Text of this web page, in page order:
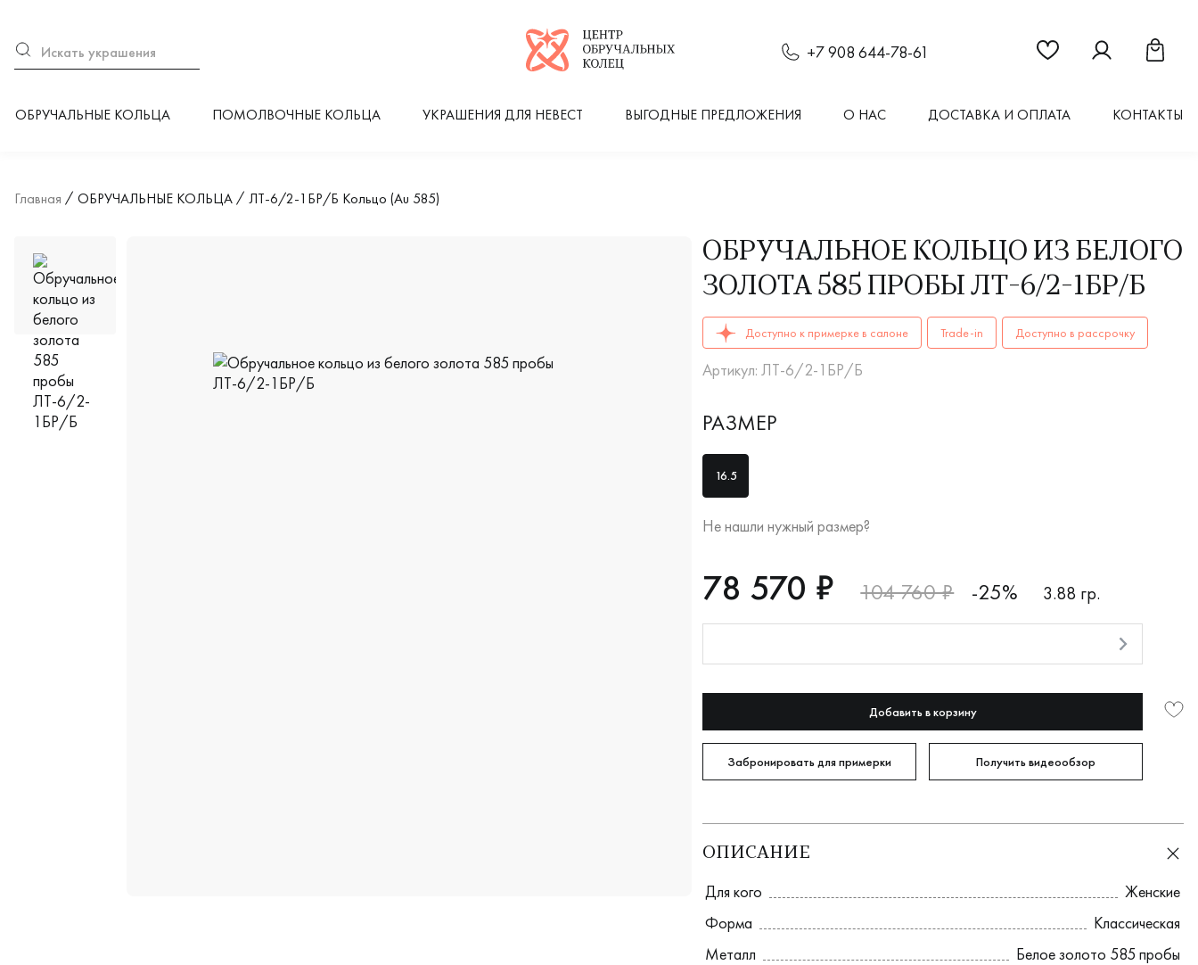
Логотип компании
+7 908 644-78-61 Ссылка на страницу
Ссылка наСсылка
ОБРУЧАЛЬНЫЕ КОЛЬЦА ПОМОЛВОЧНЫЕ КОЛЬЦА УКРАШЕНИЯ ДЛЯ НЕВЕСТ ВЫГОДНЫЕ ПРЕДЛОЖЕНИЯ О НАС ДОСТАВКА И ОПЛАТА КОНТАКТЫ
Главная ОБРУЧАЛЬНЫЕ КОЛЬЦА ЛТ-6/2-1БР/Б Кольцо (Au 585)
ОБРУЧАЛЬНОЕ КОЛЬЦО ИЗ БЕЛОГО
ЗОЛОТА 585 ПРОБЫ ЛТ-6/2-1БР/Б
ОБРУЧАЛЬНЫЕ КОЛЬЦА женские ЛТ-6/2-1БР/Б AU 585 купить в Иркутске.
Доступно к примерке в салоне Trade-in Доступно в рассрочку
Артикул: ЛТ-6/2-1БР/Б
РАЗМЕР
16.5
Не нашли нужный размер?
RUB
78570
78 570 ₽ 104 760 ₽ -25% 3.88 гр.
Добавить в корзину
Забронировать для примерки Получить видеообзор
ОПИСАНИЕ
Для кого
Женские
Форма
Классическая
Металл
Белое золото 585 пробы